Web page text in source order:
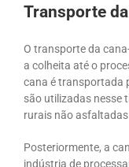
Transporte
O transporte da
a colheita até o
cana é transportada
são utilizadas nesse
rurais não asfaltadas.
Posteriormente, a
indústria de